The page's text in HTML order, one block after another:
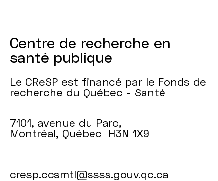
Centre de recherche en
santé publique
Le CReSP est financé par le Fonds de
recherche du Québec - Santé
7101, avenue du Parc,
Montréal, Québec H3N 1X9
cresp.ccsmtl@ssss.gouv.qc.ca